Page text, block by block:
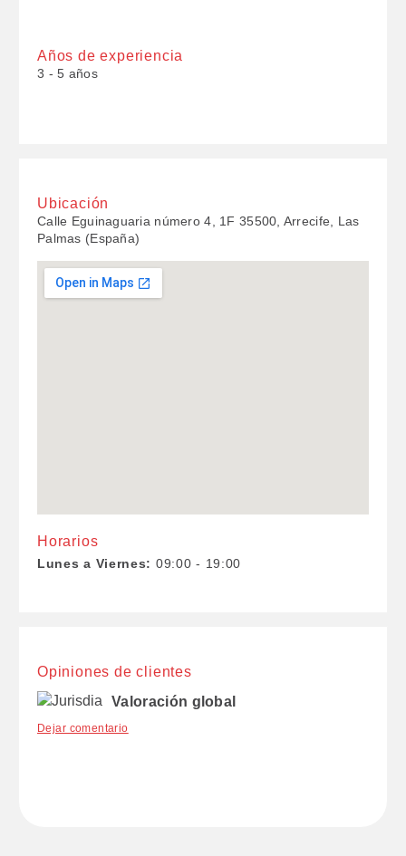
Años de experiencia
3 - 5 años
Ubicación
Calle Eguinaguaria número 4, 1F 35500, Arrecife, Las
Palmas (España)
Horarios
Lunes a Viernes: 09:00 - 19:00
Opiniones de clientes
Valoración global
Dejar comentario